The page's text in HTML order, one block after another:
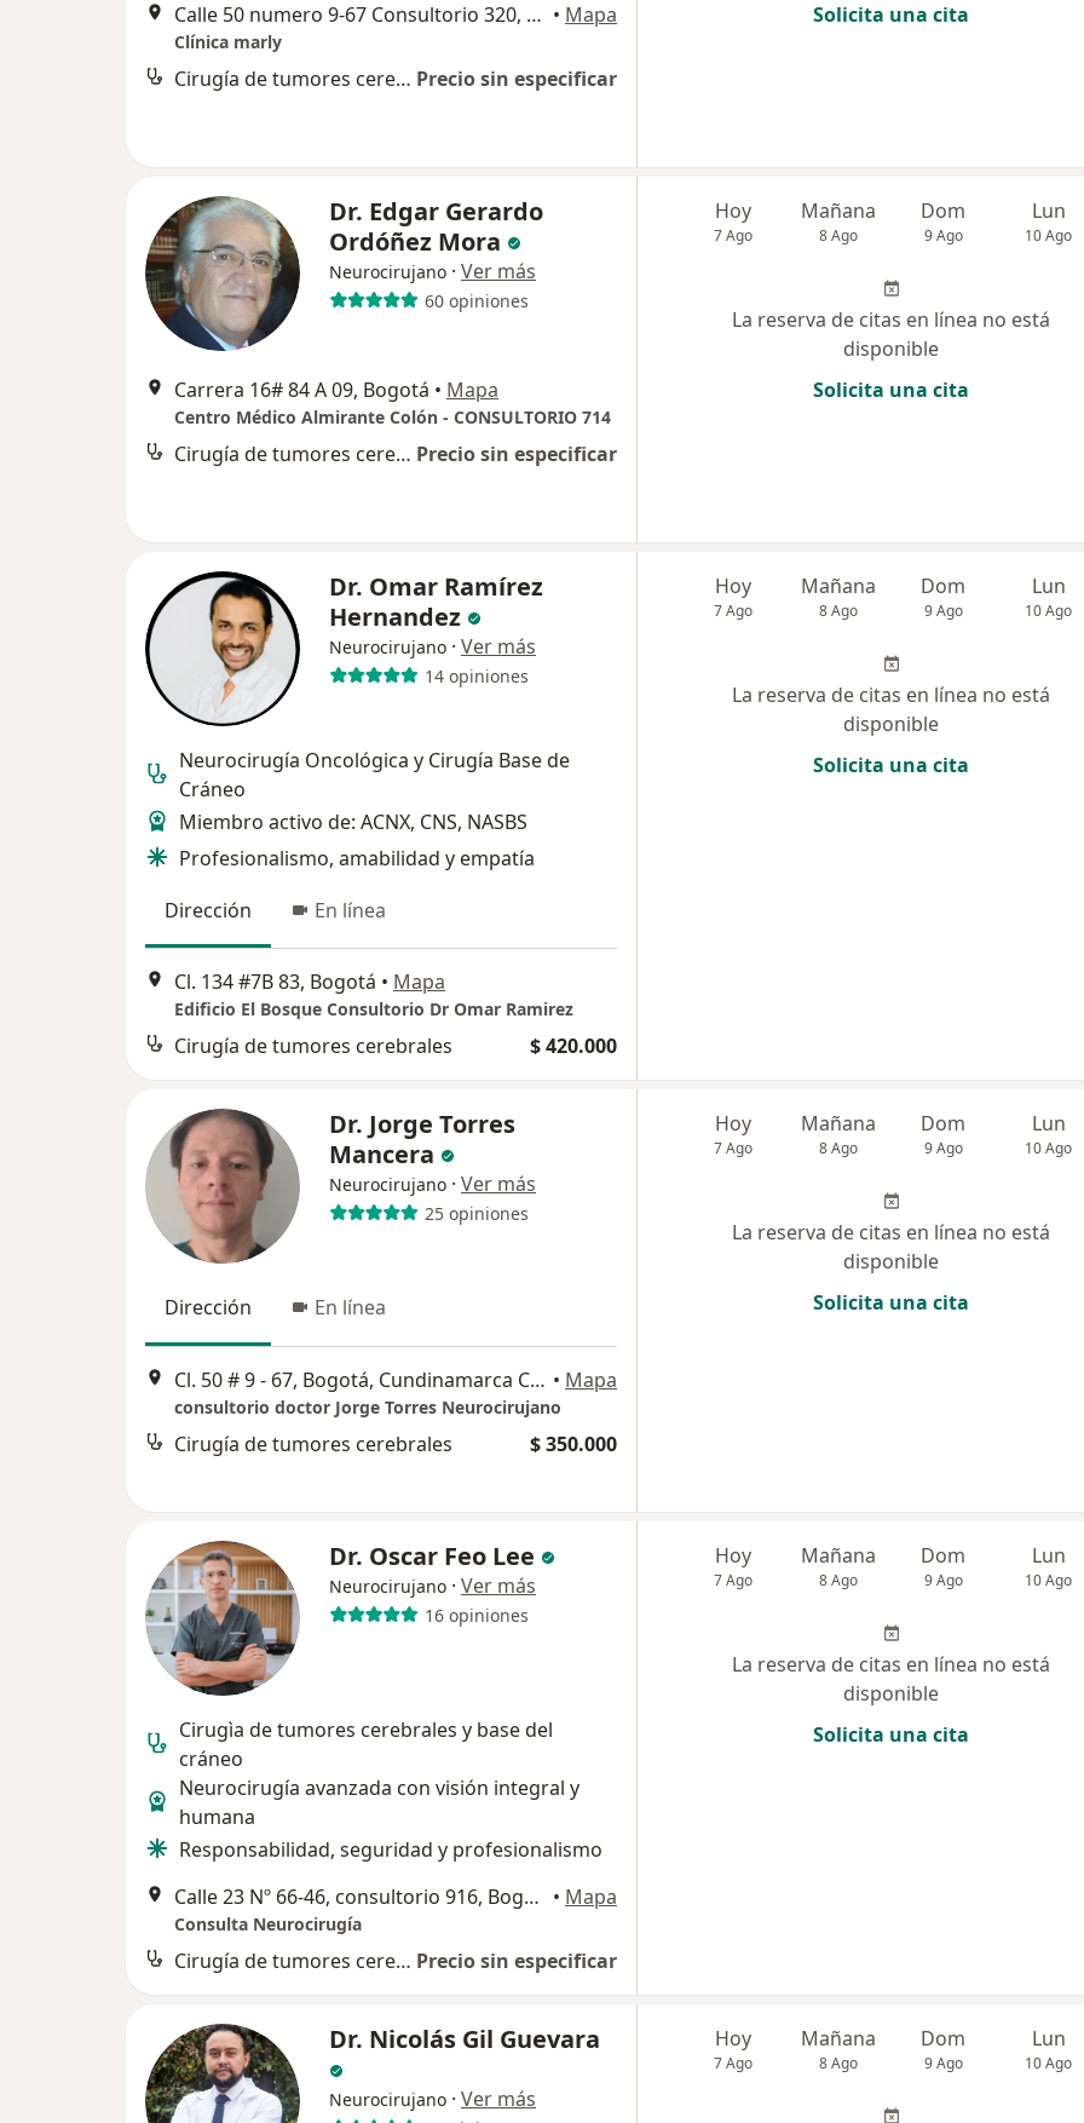
Calle 50 numero 9-67 Consultorio 320, Bogotá • Mapa
Clínica marly
Cirugía de tumores cerebrales Precio sin especificar
Solicita una cita
Dr. Edgar Gerardo
Ordóñez Mora
Neurocirujano · Ver más
60 opiniones
Carrera 16# 84 A 09, Bogotá • Mapa
Centro Médico Almirante Colón - CONSULTORIO 714
Cirugía de tumores cerebrales Precio sin especificar
Hoy
7 Ago
Mañana
8 Ago
Dom
9 Ago
Lun
10 Ago
La reserva de citas en línea no está
disponible
Solicita una cita
Dr. Omar Ramírez
Hernandez
Neurocirujano · Ver más
14 opiniones
Neurocirugía Oncológica y Cirugía Base de
Cráneo
Miembro activo de: ACNX, CNS, NASBS
Profesionalismo, amabilidad y empatía
Dirección
En línea
Cl. 134 #7B 83, Bogotá • Mapa
Edificio El Bosque Consultorio Dr Omar Ramirez
Cirugía de tumores cerebrales $ 420.000
Hoy
7 Ago
Mañana
8 Ago
Dom
9 Ago
Lun
10 Ago
La reserva de citas en línea no está
disponible
Solicita una cita
Dr. Jorge Torres
Mancera
Neurocirujano · Ver más
25 opiniones
Dirección En línea
Cl. 50 # 9 - 67, Bogotá, Cundinamarca Consultorio 317, Bogotá • Mapa
consultorio doctor Jorge Torres Neurocirujano
Cirugía de tumores cerebrales $ 350.000
Hoy
7 Ago
Mañana
8 Ago
Dom
9 Ago
Lun
10 Ago
La reserva de citas en línea no está
disponible
Solicita una cita
Dr. Oscar Feo Lee
Neurocirujano · Ver más
16 opiniones
Cirugìa de tumores cerebrales y base del
cráneo
Neurocirugía avanzada con visión integral y
humana
Responsabilidad, seguridad y profesionalismo
Calle 23 Nº 66-46, consultorio 916, Bogotá • Mapa
Consulta Neurocirugía
Cirugía de tumores cerebrales Precio sin especificar
Hoy
7 Ago
Mañana
8 Ago
Dom
9 Ago
Lun
10 Ago
La reserva de citas en línea no está
disponible
Solicita una cita
Dr. Nicolás Gil Guevara
Neurocirujano · Ver más
Hoy
7 Ago
Mañana
8 Ago
Dom
9 Ago
Lun
10 Ago